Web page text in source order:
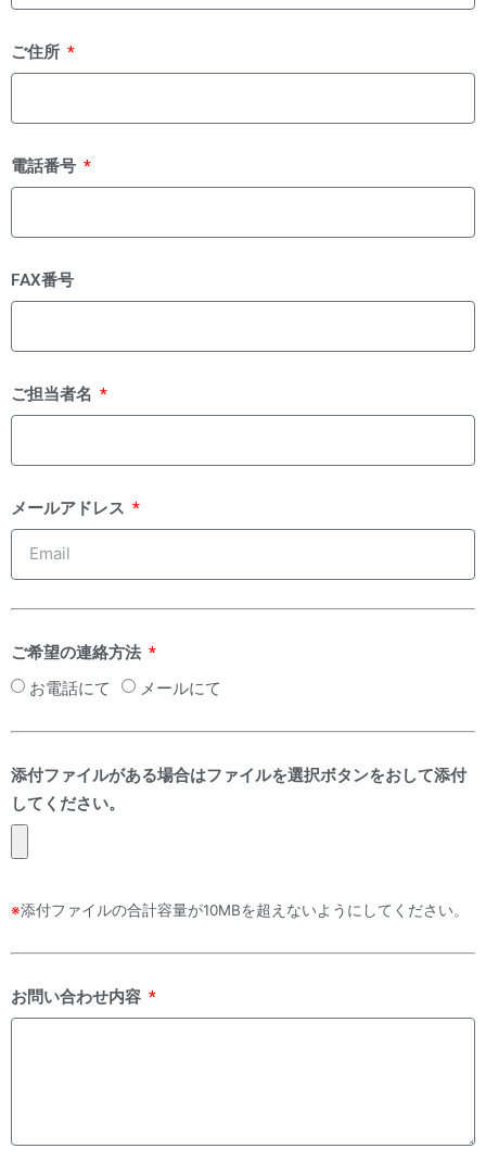
ご住所
電話番号
FAX番号
ご担当者名
メールアドレス
ご希望の連絡方法
お電話にて メールにて
添付ファイルがある場合はファイルを選択ボタンをおして添付
してください。
※添付ファイルの合計容量が10MBを超えないようにしてください。
お問い合わせ内容